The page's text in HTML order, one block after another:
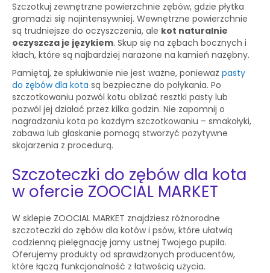
Szczotkuj zewnętrzne powierzchnie zębów, gdzie płytka
gromadzi się najintensywniej. Wewnętrzne powierzchnie
są trudniejsze do oczyszczenia, ale kot naturalnie
oczyszcza je językiem. Skup się na zębach bocznych i
kłach, które są najbardziej narażone na kamień nazębny.
Pamiętaj, że spłukiwanie nie jest ważne, ponieważ pasty
do zębów dla kota są bezpieczne do połykania. Po
szczotkowaniu pozwól kotu oblizać resztki pasty lub
pozwól jej działać przez kilka godzin. Nie zapomnij o
nagradzaniu kota po każdym szczotkowaniu – smakołyki,
zabawa lub głaskanie pomogą stworzyć pozytywne
skojarzenia z procedurą.
Szczoteczki do zębów dla kota
w ofercie ZOOCIAL MARKET
W sklepie ZOOCIAL MARKET znajdziesz różnorodne
szczoteczki do zębów dla kotów i psów, które ułatwią
codzienną pielęgnację jamy ustnej Twojego pupila.
Oferujemy produkty od sprawdzonych producentów,
które łączą funkcjonalność z łatwością użycia.